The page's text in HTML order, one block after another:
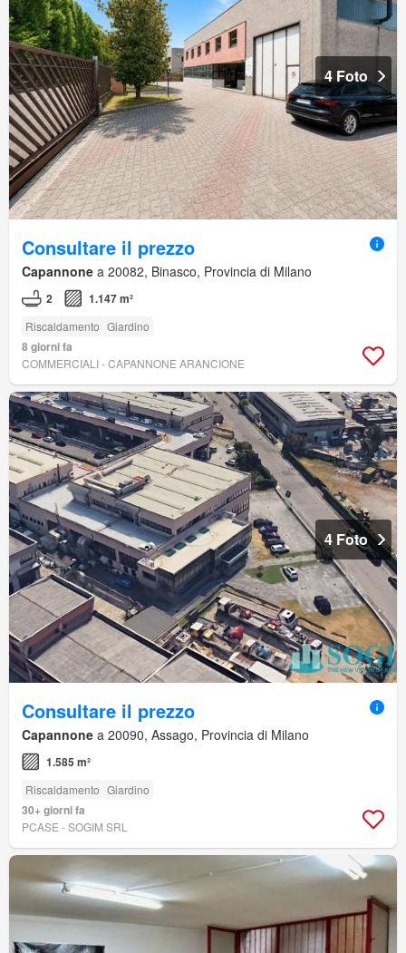
4 Foto
Consultare il prezzo
Capannone a 20082, Binasco, Provincia di Milano
2 1.147 m²
Riscaldamento Giardino
8 giorni fa
COMMERCIALI - CAPANNONE ARANCIONE
4 Foto
Consultare il prezzo
Capannone a 20090, Assago, Provincia di Milano
1.585 m²
Riscaldamento Giardino
30+ giorni fa
PCASE - SOGIM SRL